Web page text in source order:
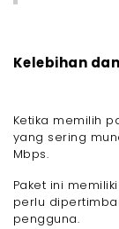
Kelebihan
Ketika memilih
yang sering
Mbps.
Paket ini
perlu
pengguna.